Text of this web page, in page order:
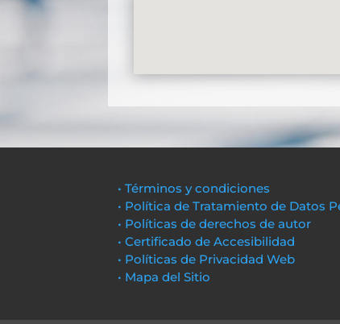
• Términos y condiciones
• Política de Tratamiento de Datos
• Políticas de derechos de autor
• Certificado de Accesibilidad
• Políticas de Privacidad Web
• Mapa del Sitio